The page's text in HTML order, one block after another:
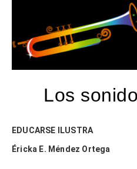
Los
EDUCARSE ILUSTRA
Éricka E. Méndez Ortega